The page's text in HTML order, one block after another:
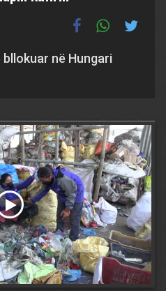
në Hungari